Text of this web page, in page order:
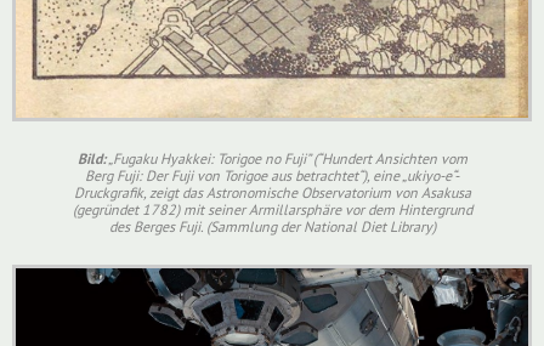
Bild:„Fugaku Hyakkei: Torigoe no Fuji” (“Hundert Ansichten vom
Berg Fuji: Der Fuji von Torigoe aus betrachtet“), eine „ukiyo-e“-
Druckgrafik, zeigt das Astronomische Observatorium von Asakusa
(gegründet 1782) mit seiner Armillarsphäre vor dem Hintergrund
des Berges Fuji. (Sammlung der National Diet Library)